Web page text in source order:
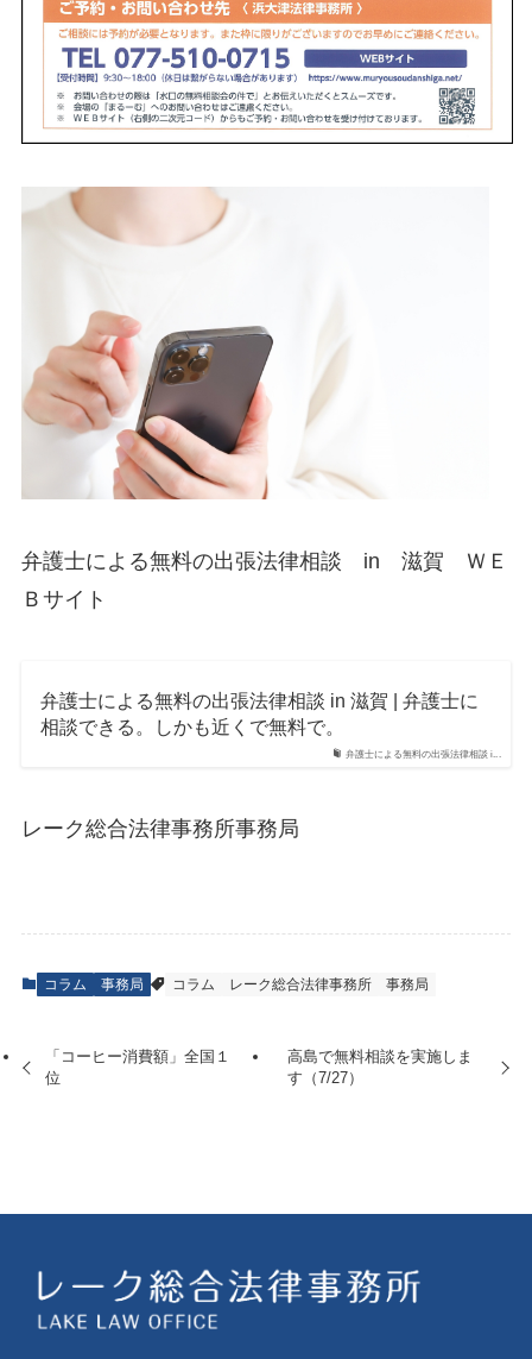
弁護士による無料の出張法律相談 in 滋賀 ＷＥ
Ｂサイト
弁護士による無料の出張法律相談 i...
弁護士による無料の出張法律相談 in 滋賀 | 弁護士に
相談できる。しかも近くで無料で。
レーク総合法律事務所事務局
コラム 事務局 コラム レーク総合法律事務所 事務局
「コーヒー消費額」全国１
位
高島で無料相談を実施しま
す（7/27）